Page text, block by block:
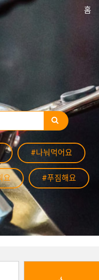
#나눠먹어요
요 #푸짐해요
홈